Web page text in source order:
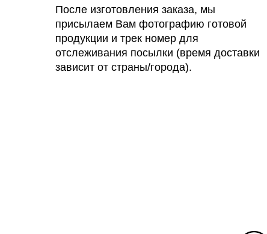
После изготовления заказа, мы
присылаем Вам фотографию готовой
продукции и трек номер для
отслеживания посылки (время доставки
зависит от страны/города).